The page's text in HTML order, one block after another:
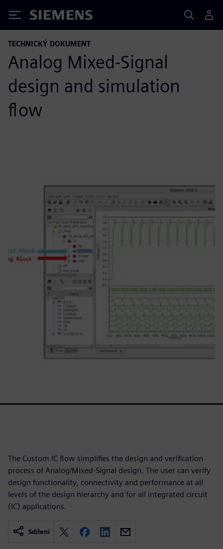
Siemens
TECHNICKÝ DOKUMENT
Analog Mixed-Signal
design and simulation
flow
The Custom IC flow simplifies the design and verification
process of Analog/Mixed-Signal design. The user can verify
design functionality, connectivity and performance at all
levels of the design hierarchy and for all integrated circuit
(IC) applications.
Sdílení